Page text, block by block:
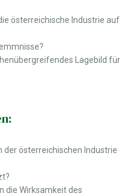
österreichische Industrie auf
Lagebild für
der österreichischen Industrie
die Wirksamkeit des